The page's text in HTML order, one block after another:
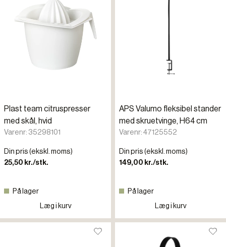
Plast team citruspresser
med skål, hvid
Varenr: 35298101
Din pris (ekskl. moms)
25,50 kr./stk.
På lager
Læg i kurv
APS Valumo fleksibel stander
med skruetvinge, H64 cm
Varenr: 47125552
Din pris (ekskl. moms)
149,00 kr./stk.
På lager
Læg i kurv